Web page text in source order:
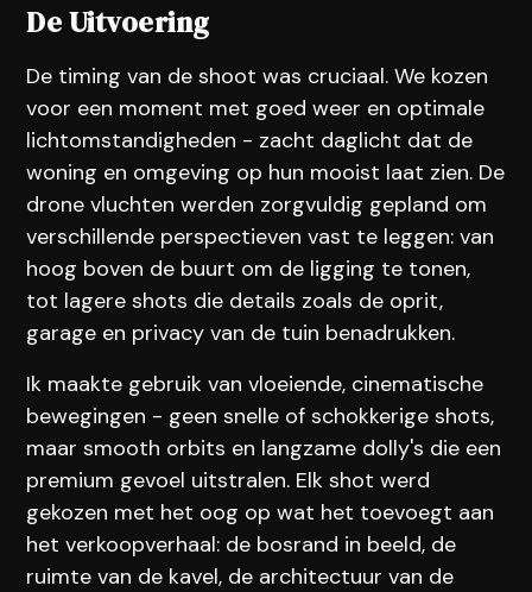
De Uitvoering
De timing van de shoot was cruciaal. We kozen
voor een moment met goed weer en optimale
lichtomstandigheden - zacht daglicht dat de
woning en omgeving op hun mooist laat zien. De
drone vluchten werden zorgvuldig gepland om
verschillende perspectieven vast te leggen: van
hoog boven de buurt om de ligging te tonen,
tot lagere shots die details zoals de oprit,
garage en privacy van de tuin benadrukken.
Ik maakte gebruik van vloeiende, cinematische
bewegingen - geen snelle of schokkerige shots,
maar smooth orbits en langzame dolly's die een
premium gevoel uitstralen. Elk shot werd
gekozen met het oog op wat het toevoegt aan
het verkoopverhaal: de bosrand in beeld, de
ruimte van de kavel, de architectuur van de